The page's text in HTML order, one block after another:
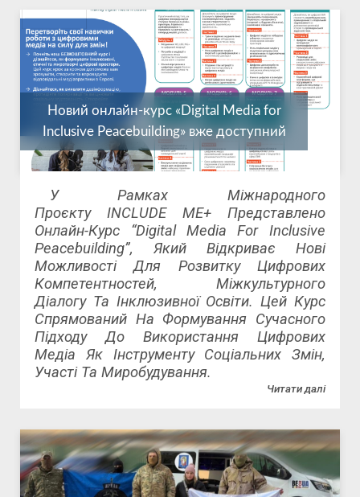
Новий онлайн-курс «Digital Media for
Inclusive Peacebuilding» вже доступний
У Рамках Міжнародного
Проєкту INCLUDE ME+ Представлено
Онлайн-Курс “Digital Media For Inclusive
Peacebuilding”, Який Відкриває Нові
Можливості Для Розвитку Цифрових
Компетентностей, Міжкультурного
Діалогу Та Інклюзивної Освіти. Цей Курс
Спрямований На Формування Сучасного
Підходу До Використання Цифрових
Медіа Як Інструменту Соціальних Змін,
Участі Та Миробудування.
Читати далі